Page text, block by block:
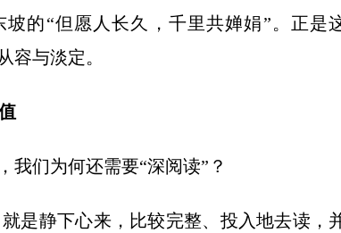
的“但愿人长久，千里共婵娟”。正是
容与淡定。
们为何还需要“深阅读”？
静下心来，比较完整、投入地去读，